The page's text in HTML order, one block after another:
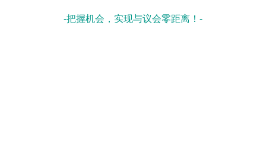
-把握机会，实现与议会零距离！-